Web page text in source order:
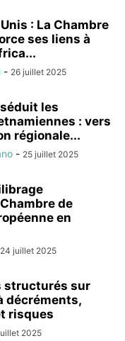
: La Chambre
ses liens à
- 26 juillet 2025
les
: vers
régionale...
- 25 juillet 2025
de
en
24 juillet 2025
structurés sur
décréments,
risques
2025